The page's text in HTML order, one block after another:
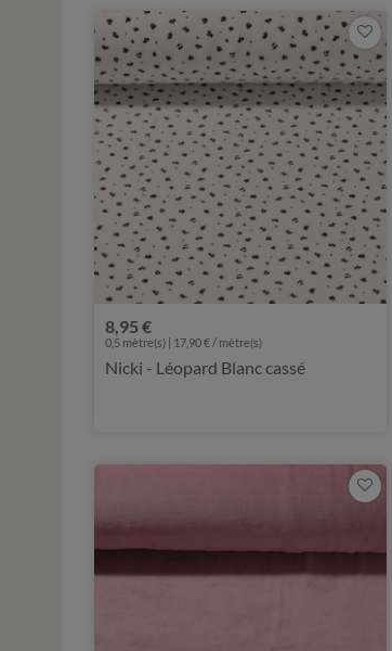
8,95 €
0,5 mètre(s) | 17,90 € / mètre(s)
Nicki - Léopard Blanc cassé